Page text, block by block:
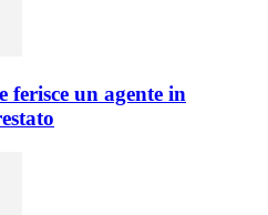
ferisce un agente in